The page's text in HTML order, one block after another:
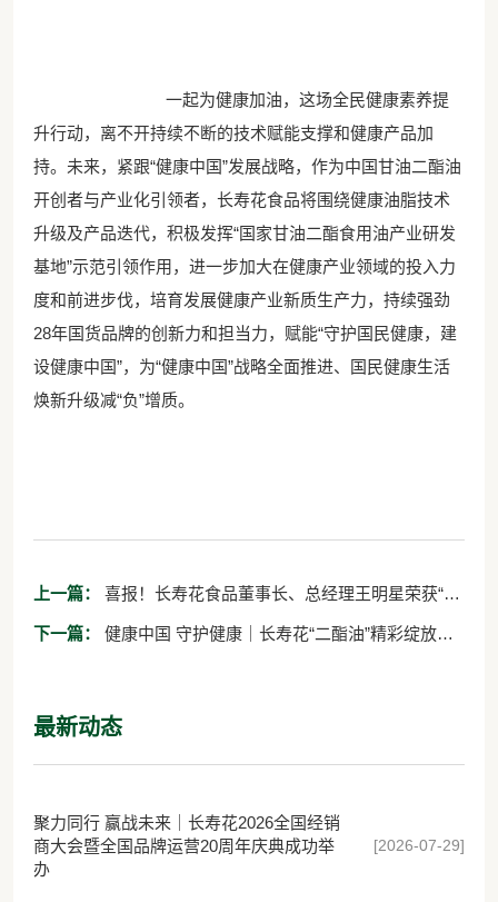
一起为健康加油，这场全民健康素养提
升行动，离不开持续不断的技术赋能支撑和健康产品加
持。未来，紧跟“健康中国”发展战略，作为中国甘油二酯油
开创者与产业化引领者，长寿花食品将围绕健康油脂技术
升级及产品迭代，积极发挥“国家甘油二酯食用油产业研发
基地”示范引领作用，进一步加大在健康产业领域的投入力
度和前进步伐，培育发展健康产业新质生产力，持续强劲
28年国货品牌的创新力和担当力，赋能“守护国民健康，建
设健康中国”，为“健康中国”战略全面推进、国民健康生活
焕新升级减“负”增质。
上一篇：
鲁乡村之星”称号
下一篇：
最新动态
聚力同行 赢战未来｜长寿花2026全国经销
商大会暨全国品牌运营20周年庆典成功举
办
[2026-07-29]